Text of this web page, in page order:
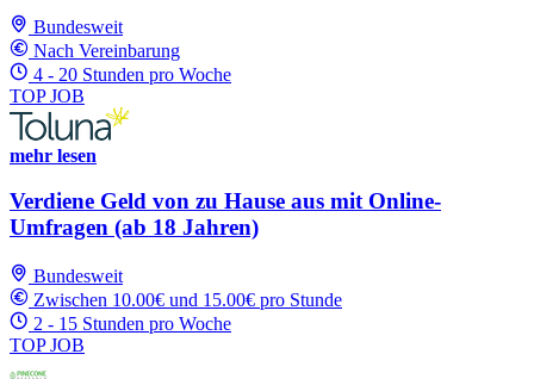
Bundesweit
Nach Vereinbarung
4 - 20 Stunden pro Woche
TOP JOB
mehr lesen
Verdiene Geld von zu Hause aus mit Online-
Umfragen (ab 18 Jahren)
Bundesweit
Zwischen 10.00€ und 15.00€ pro Stunde
2 - 15 Stunden pro Woche
TOP JOB